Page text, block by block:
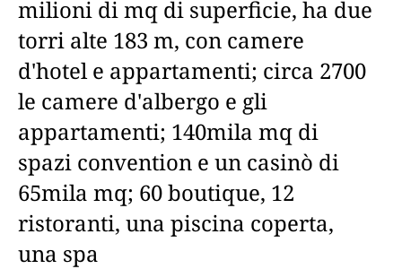
milioni di mq di superficie, ha due
torri alte 183 m, con camere
d'hotel e appartamenti; circa 2700
le camere d'albergo e gli
appartamenti; 140mila mq di
spazi convention e un casinò di
65mila mq; 60 boutique, 12
ristoranti, una piscina coperta,
una spa